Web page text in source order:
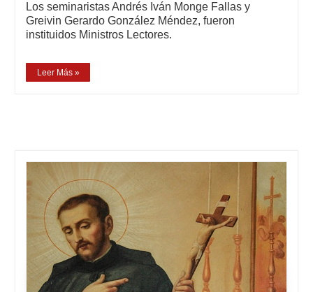
Los seminaristas Andrés Iván Monge Fallas y
Greivin Gerardo González Méndez, fueron
instituidos Ministros Lectores.
Leer Más »